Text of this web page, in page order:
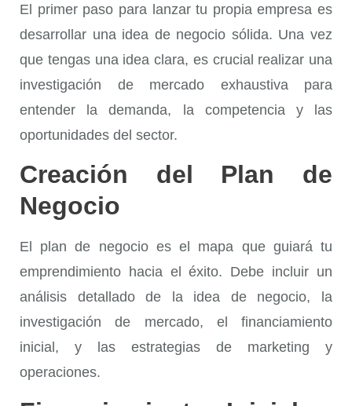
El primer paso para lanzar tu propia empresa es
desarrollar una idea de negocio sólida. Una vez
que tengas una idea clara, es crucial realizar una
investigación de mercado exhaustiva para
entender la demanda, la competencia y las
oportunidades del sector.
Creación del Plan de
Negocio
El plan de negocio es el mapa que guiará tu
emprendimiento hacia el éxito. Debe incluir un
análisis detallado de la idea de negocio, la
investigación de mercado, el financiamiento
inicial, y las estrategias de marketing y
operaciones.